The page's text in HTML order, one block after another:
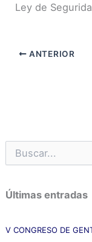
Ley de
ANTERIOR
u
c
a
p
Últimas entradas
V CONGRESO DE